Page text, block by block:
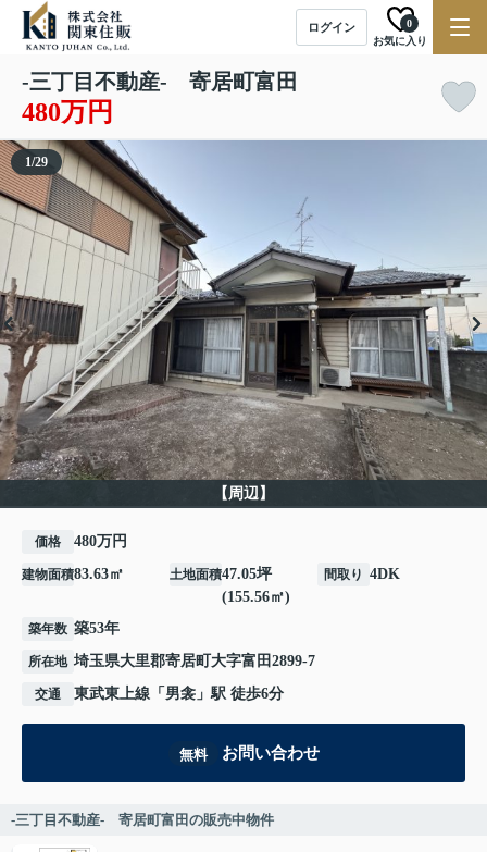
ログイン
お気に入り
0
-三丁目不動産- 寄居町富田
480万円
【周辺】
1/29
価格 480万円
建物面積83.63㎡ 土地面積47.05坪
(155.56㎡)
間取り 4DK
築年数 築53年
所在地 埼玉県大里郡寄居町 大字富田 2899-7
交通 東武東上線 「 男衾 」駅 徒歩6分
無料 お問い合わせ
-三丁目不動産- 寄居町富田の販売中物件